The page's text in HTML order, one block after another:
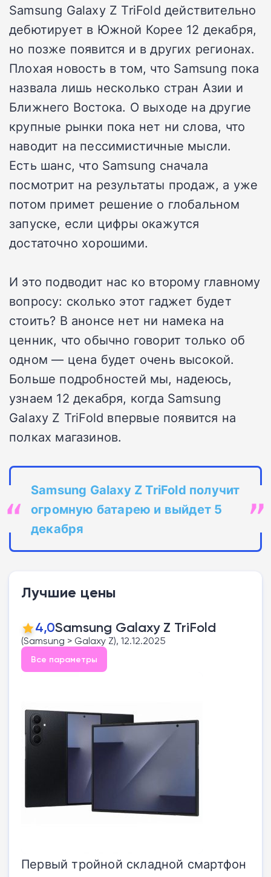
Samsung Galaxy Z TriFold действительно
дебютирует в Южной Корее 12 декабря,
но позже появится и в других регионах.
Плохая новость в том, что Samsung пока
назвала лишь несколько стран Азии и
Ближнего Востока. О выходе на другие
крупные рынки пока нет ни слова, что
наводит на пессимистичные мысли.
Есть шанс, что Samsung сначала
посмотрит на результаты продаж, а уже
потом примет решение о глобальном
запуске, если цифры окажутся
достаточно хорошими.
И это подводит нас ко второму главному
вопросу: сколько этот гаджет будет
стоить? В анонсе нет ни намека на
ценник, что обычно говорит только об
одном — цена будет очень высокой.
Больше подробностей мы, надеюсь,
узнаем 12 декабря, когда Samsung
Galaxy Z TriFold впервые появится на
полках магазинов.
Samsung Galaxy ZTriFold получит
огромную батарею и выйдет 5
декабря
Лучшие цены
4,0Samsung Galaxy Z TriFold
(Samsung > Galaxy Z), 12.12.2025
Все параметры
Первый тройной складной смартфон